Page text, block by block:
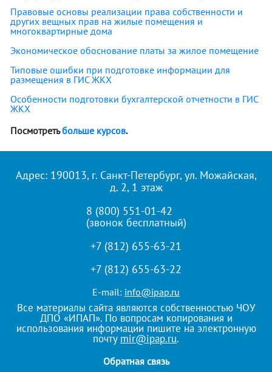
Правовые основы реализации права собственности и
других вещных прав на жилые помещения и
многоквартирные дома
Экономическое обоснование платы за жилое помещение
Типовые ошибки при подготовке информации для
размещения в ГИС ЖКХ
Особенности подготовки бухгалтерской отчетности в ГИС
ЖКХ
Посмотретьбольше курсов.
Адрес: 190013, г. Санкт-Петербург, ул. Можайская,
д. 2, 1 этаж
8 (800) 551-01-42
(звонок бесплатный)
+7 (812) 655-63-21
+7 (812) 655-63-22
E-mail: info@ipap.ru
Все материалы сайта являются собственностью ЧОУ
ДПО «ИПАП». По вопросам копирования и
использования информации пишите на электронную
почту mir@ipap.ru.
Обратная связь